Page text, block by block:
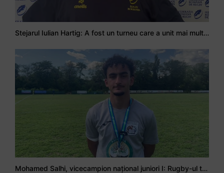
Stejarul Iulian Hartig: A fost un turneu care a unit mai mult echipa
Mohamed Salhi, vicecampion național juniori I: Rugby-ul te învață să accepți și înfrângerile